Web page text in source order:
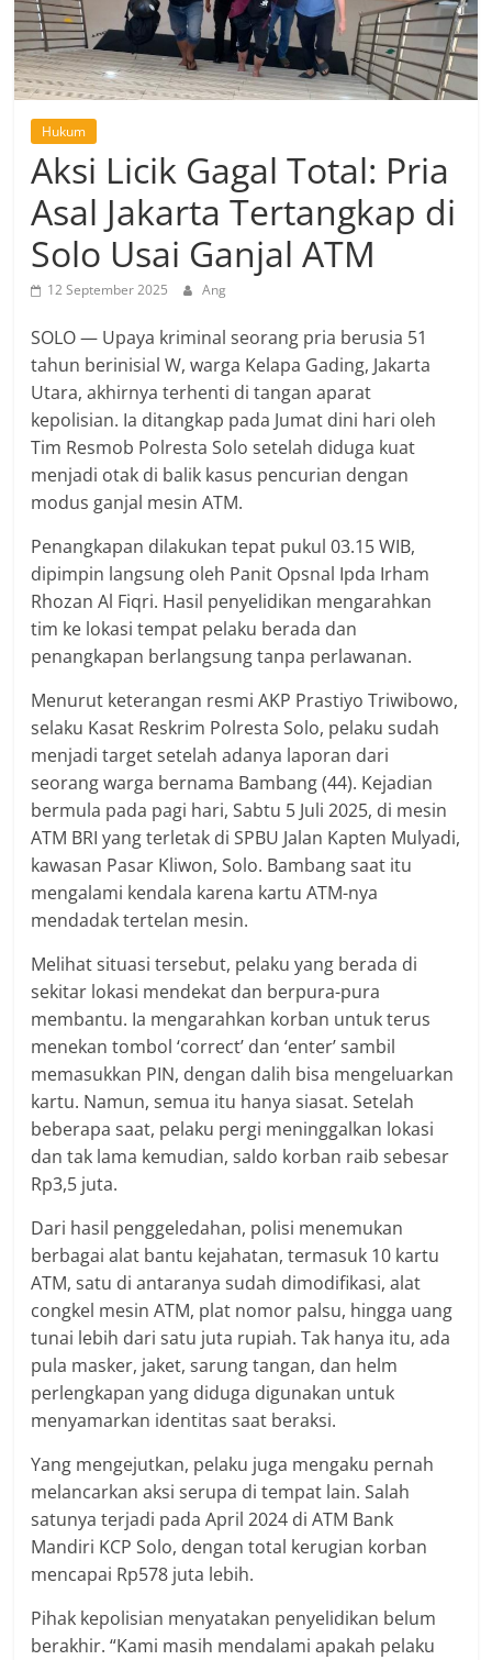
Hukum
Aksi Licik Gagal Total: Pria
Asal Jakarta Tertangkap di
Solo Usai Ganjal ATM
12 September 2025 Ang
SOLO — Upaya kriminal seorang pria berusia 51
tahun berinisial W, warga Kelapa Gading, Jakarta
Utara, akhirnya terhenti di tangan aparat
kepolisian. Ia ditangkap pada Jumat dini hari oleh
Tim Resmob Polresta Solo setelah diduga kuat
menjadi otak di balik kasus pencurian dengan
modus ganjal mesin ATM.
Penangkapan dilakukan tepat pukul 03.15 WIB,
dipimpin langsung oleh Panit Opsnal Ipda Irham
Rhozan Al Fiqri. Hasil penyelidikan mengarahkan
tim ke lokasi tempat pelaku berada dan
penangkapan berlangsung tanpa perlawanan.
Menurut keterangan resmi AKP Prastiyo Triwibowo,
selaku Kasat Reskrim Polresta Solo, pelaku sudah
menjadi target setelah adanya laporan dari
seorang warga bernama Bambang (44). Kejadian
bermula pada pagi hari, Sabtu 5 Juli 2025, di mesin
ATM BRI yang terletak di SPBU Jalan Kapten Mulyadi,
kawasan Pasar Kliwon, Solo. Bambang saat itu
mengalami kendala karena kartu ATM-nya
mendadak tertelan mesin.
Melihat situasi tersebut, pelaku yang berada di
sekitar lokasi mendekat dan berpura-pura
membantu. Ia mengarahkan korban untuk terus
menekan tombol ‘correct’ dan ‘enter’ sambil
memasukkan PIN, dengan dalih bisa mengeluarkan
kartu. Namun, semua itu hanya siasat. Setelah
beberapa saat, pelaku pergi meninggalkan lokasi
dan tak lama kemudian, saldo korban raib sebesar
Rp3,5 juta.
Dari hasil penggeledahan, polisi menemukan
berbagai alat bantu kejahatan, termasuk 10 kartu
ATM, satu di antaranya sudah dimodifikasi, alat
congkel mesin ATM, plat nomor palsu, hingga uang
tunai lebih dari satu juta rupiah. Tak hanya itu, ada
pula masker, jaket, sarung tangan, dan helm
perlengkapan yang diduga digunakan untuk
menyamarkan identitas saat beraksi.
Yang mengejutkan, pelaku juga mengaku pernah
melancarkan aksi serupa di tempat lain. Salah
satunya terjadi pada April 2024 di ATM Bank
Mandiri KCP Solo, dengan total kerugian korban
mencapai Rp578 juta lebih.
Pihak kepolisian menyatakan penyelidikan belum
berakhir. “Kami masih mendalami apakah pelaku